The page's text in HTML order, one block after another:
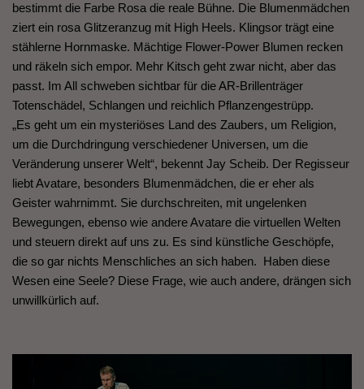
bestimmt die Farbe Rosa die reale Bühne. Die Blumenmädchen
ziert ein rosa Glitzeranzug mit High Heels. Klingsor trägt eine
stählerne Hornmaske. Mächtige Flower-Power Blumen recken
und räkeln sich empor. Mehr Kitsch geht zwar nicht, aber das
passt. Im All schweben sichtbar für die AR-Brillenträger
Totenschädel, Schlangen und reichlich Pflanzengestrüpp.
„Es geht um ein mysteriöses Land des Zaubers, um Religion,
um die Durchdringung verschiedener Universen, um die
Veränderung unserer Welt“, bekennt Jay Scheib. Der Regisseur
liebt Avatare, besonders Blumenmädchen, die er eher als
Geister wahrnimmt. Sie durchschreiten, mit ungelenken
Bewegungen, ebenso wie andere Avatare die virtuellen Welten
und steuern direkt auf uns zu. Es sind künstliche Geschöpfe,
die so gar nichts Menschliches an sich haben. Haben diese
Wesen eine Seele? Diese Frage, wie auch andere, drängen sich
unwillkürlich auf.